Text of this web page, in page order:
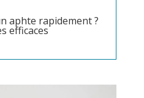
aphte rapidement ?
efficaces